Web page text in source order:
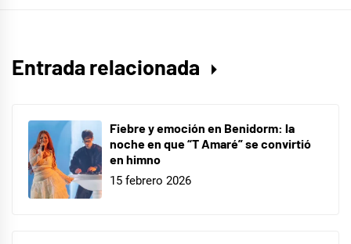
Entrada relacionada
Fiebre y emoción en Benidorm: la
noche en que “T Amaré” se convirtió
en himno
15 febrero 2026